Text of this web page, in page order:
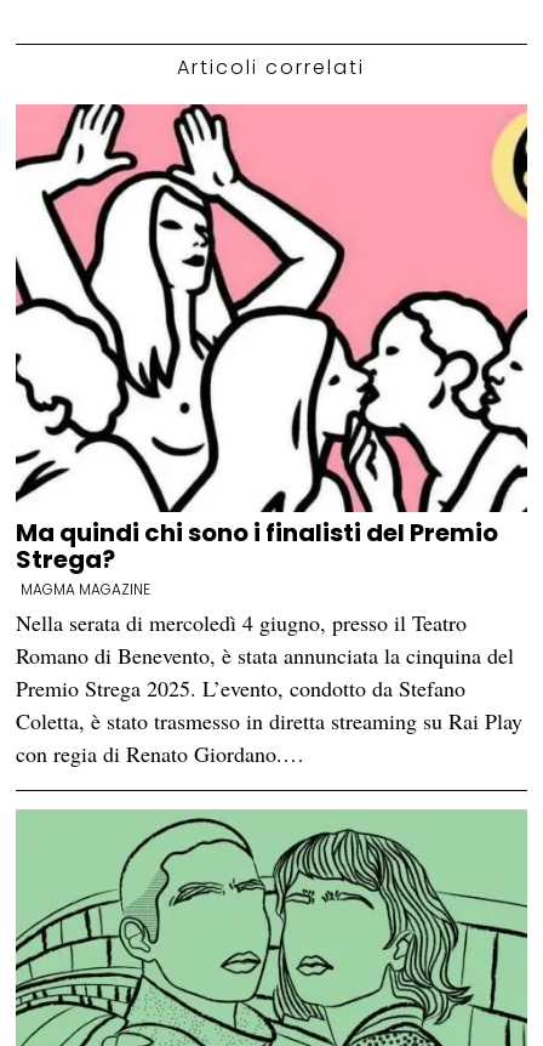
Articoli correlati
Ma quindi chi sono i finalisti del Premio
Strega?
MAGMA MAGAZINE
Nella serata di mercoledì 4 giugno, presso il Teatro
Romano di Benevento, è stata annunciata la cinquina del
Premio Strega 2025. L’evento, condotto da Stefano
Coletta, è stato trasmesso in diretta streaming su Rai Play
con regia di Renato Giordano.…